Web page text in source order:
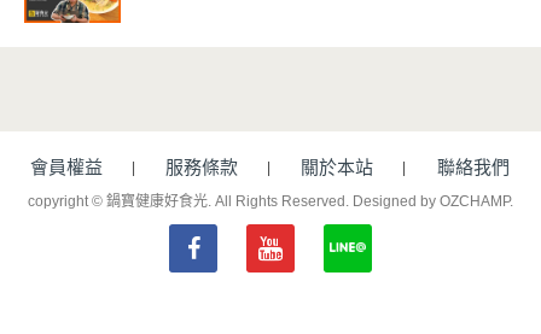
會員權益 服務條款 關於本站 聯絡我們
copyright © 鍋寶健康好食光. All Rights Reserved. Designed by OZCHAMP.